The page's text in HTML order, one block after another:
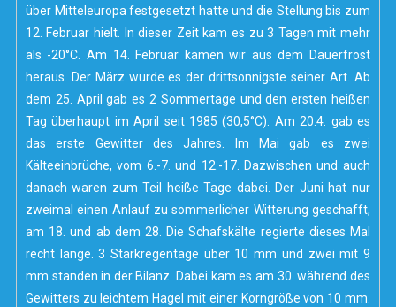
über Mitteleuropa festgesetzt hatte und die Stellung bis zum
12. Februar hielt. In dieser Zeit kam es zu 3 Tagen mit mehr
als -20°C. Am 14. Februar kamen wir aus dem Dauerfrost
heraus. Der März wurde es der drittsonnigste seiner Art. Ab
dem 25. April gab es 2 Sommertage und den ersten heißen
Tag überhaupt im April seit 1985 (30,5°C). Am 20.4. gab es
das erste Gewitter des Jahres. Im Mai gab es zwei
Kälteeinbrüche, vom 6.-7. und 12.-17. Dazwischen und auch
danach waren zum Teil heiße Tage dabei. Der Juni hat nur
zweimal einen Anlauf zu sommerlicher Witterung geschafft,
am 18. und ab dem 28. Die Schafskälte regierte dieses Mal
recht lange. 3 Starkregentage über 10 mm und zwei mit 9
mm standen in der Bilanz. Dabei kam es am 30. während des
Gewitters zu leichtem Hagel mit einer Korngröße von 10 mm.